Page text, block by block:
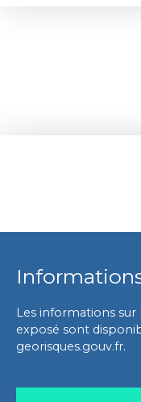
Les informations sur
exposé sont
georisques.gouv.fr.